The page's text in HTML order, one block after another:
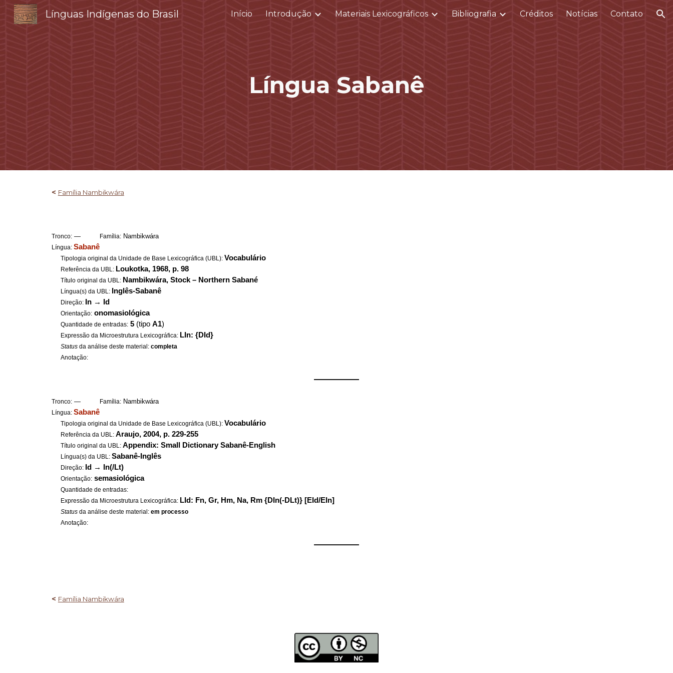
Skip to main content Skip to navigation
Línguas Indígenas do Brasil Início Introdução Materiais Lexicográficos Bibliografia Créditos Notícias Contato
Língua Sabanê
< Família Nambikwára
Tronco:— Família:Nambikwára
Língua: Sabanê
Tipologia original da Unidade de Base Lexicográfica (UBL): Vocabulário
Referência da UBL: Loukotka, 1968, p. 98
Título original da UBL: Nambikwára, Stock – Northern Sabané
Língua(s) da UBL: Inglês-Sabanê
Direção: In → Id
Orientação: onomasiológica
Quantidade de entradas: 5 (tipoA1)
Expressão da Microestrutura Lexicográfica: LIn: {DId}
Status da análise deste material:completa
Anotação:
——————
Tronco:— Família:Nambikwára
Língua: Sabanê
Tipologia original da Unidade de Base Lexicográfica (UBL): Vocabulário
Referência da UBL:Araujo, 2004, p. 229-255
Título original da UBL:Appendix: Small Dictionary Sabanê-English
Língua(s) da UBL:Sabanê-Inglês
Direção: Id → In(/Lt)
Orientação: semasiológica
Quantidade de entradas:
Expressão da Microestrutura Lexicográfica: LId: Fn, Gr, Hm, Na, Rm {DIn(-DLt)} [EId/EIn]
Status da análise deste material:em processo
Anotação:
——————
< Família Nambikwára